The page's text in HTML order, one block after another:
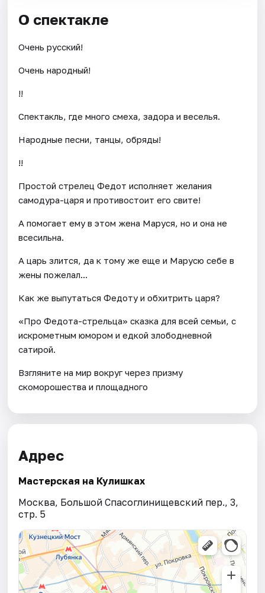
О спектакле
Очень русский!
Очень народный!
!!
Cпектакль, где много смеха, задора и веселья.
Народные песни, танцы, обряды!
!!
Простой стрелец Федот исполняет желания
самодура-царя и противостоит его свите!
А помогает ему в этом жена Маруся, но и она не
всесильна.
А царь злится, да к тому же еще и Марусю себе в
жены пожелал...
Как же выпутаться Федоту и обхитрить царя?
«Про Федота-стрельца» сказка для всей семьи, с
искрометным юмором и едкой злободневной
сатирой.
Взгляните на мир вокруг через призму
скоморошества и площадного
Адрес
Мастерская на Кулишках
Москва, Большой Спасоглинищевский пер., 3,
стр. 5